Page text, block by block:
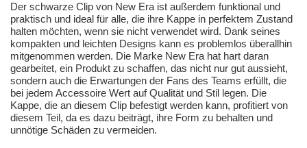
Der schwarze Clip von New Era ist außerdem funktional und
praktisch und ideal für alle, die ihre Kappe in perfektem Zustand
halten möchten, wenn sie nicht verwendet wird. Dank seines
kompakten und leichten Designs kann es problemlos überallhin
mitgenommen werden. Die Marke New Era hat hart daran
gearbeitet, ein Produkt zu schaffen, das nicht nur gut aussieht,
sondern auch die Erwartungen der Fans des Teams erfüllt, die
bei jedem Accessoire Wert auf Qualität und Stil legen. Die
Kappe, die an diesem Clip befestigt werden kann, profitiert von
diesem Teil, da es dazu beiträgt, ihre Form zu behalten und
unnötige Schäden zu vermeiden.